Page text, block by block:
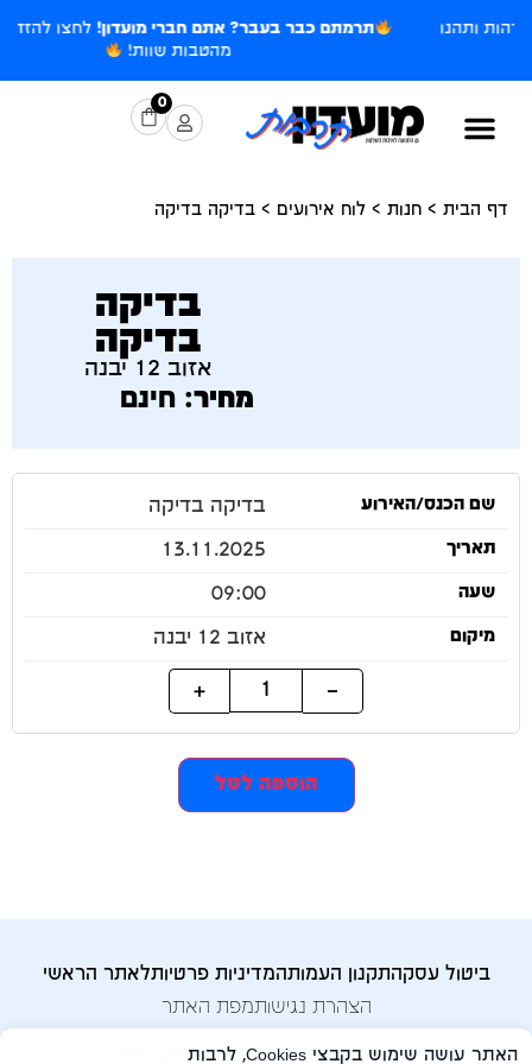
תרמתם כבר בעבר? אתם חברי מועדון!לחצו להזדהות ותהנו
מהטבות שוות!
0
דף הבית > חנות > לוח אירועים > בדיקה בדיקה
בדיקה
בדיקה
אזוב 12 יבנה
מחיר: חינם
בדיקה בדיקה
13.11.2025
09:00
אזוב 12 יבנה
−
+
הוספה לסל
ביטול עסקהתקנון העמותהמדיניות פרטיותלאתר הראשי
הצהרת נגישותמפת האתר
האתר עושה שימוש בקבצי Cookies, לרבות